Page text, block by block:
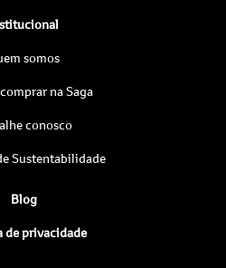
somos
na Saga
conosco
Sustentabilidade
Blog
de privacidade